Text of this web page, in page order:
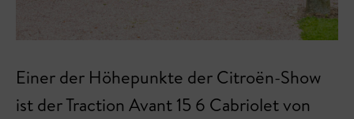
Einer der Höhepunkte der Citroën-Show
ist der Traction Avant 15 6 Cabriolet von